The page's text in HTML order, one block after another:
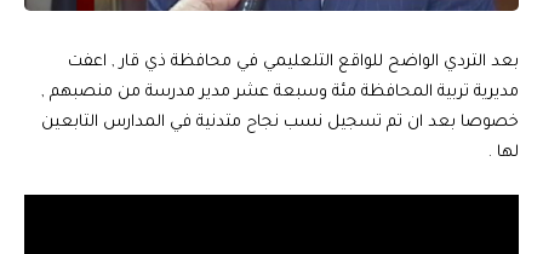
بعد التردي الواضح للواقع التلعليمي في محافظة ذي قار , اعفت
مديرية تربية المحافظة مئة وسبعة عشر مدير مدرسة من منصبهم ,
خصوصا بعد ان تم تسجيل نسب نجاح متدنية في المدارس التابعين
لها .